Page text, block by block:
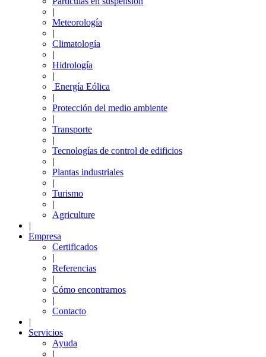
|
Meteorología
|
Climatología
|
Hidrología
|
Energía Eólica
|
Protección del medio ambiente
|
Transporte
|
Tecnologías de control de edificios
|
Plantas industriales
|
Turismo
|
Agriculture
|
Empresa
Certificados
|
Referencias
|
Cómo encontrarnos
|
Contacto
|
Servicios
Ayuda
|